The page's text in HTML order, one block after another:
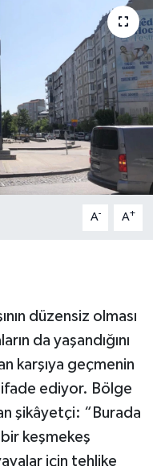
A- A+
düzensiz olması
da yaşandığını
karşıya geçmenin
ediyor. Bölge
şikâyetçi: “Burada
bir keşmekeş
için tehlike